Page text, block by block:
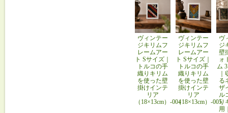
ヴィンテー
ジキリムフ
レームアー
ト Sサイズ｜
トルコの手
織りキリム
を使った壁
掛けインテ
リア
（18×13cm）-004
ヴィンテー
ジキリムフ
レームアー
ト Sサイズ｜
トルコの手
織りキリム
を使った壁
掛けインテ
リア
（18×13cm）-005
ヴ
ジ
壁
ォ
ム
る
ザ
ル
り
用